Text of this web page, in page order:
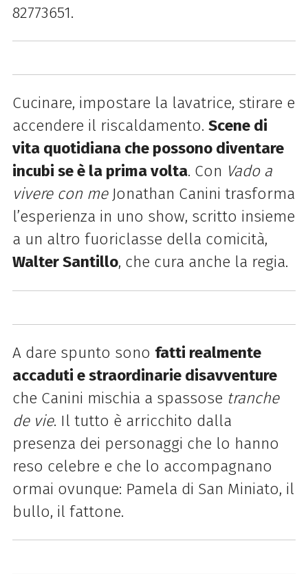
82773651.
Cucinare, impostare la lavatrice, stirare e
accendere il riscaldamento. Scene di
vita quotidiana che possono diventare
incubi se è la prima volta. Con Vado a
vivere con meJonathan Canini trasforma
l’esperienza in uno show, scritto insieme
a un altro fuoriclasse della comicità,
Walter Santillo, che cura anche la regia.
A dare spunto sono fatti realmente
accaduti e straordinarie disavventure
che Canini mischia a spassose tranche
de vie. Il tutto è arricchito dalla
presenza dei personaggi che lo hanno
reso celebre e che lo accompagnano
ormai ovunque: Pamela di San Miniato, il
bullo, il fattone.